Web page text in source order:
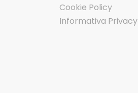
Cookie Policy
Informativa Privacy